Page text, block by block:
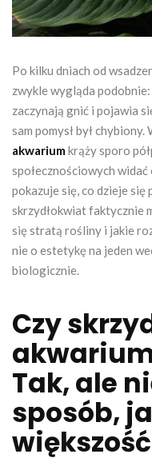
Po kilku dniach od
zwykle wygląda podobnie:
zaczynają gnić i pojawia
sam pomysł był chybiony.
akwarium krąży sporo
społecznościowych
pokazuje się, co dzieje
skrzydłokwiat faktycznie
się stratą rośliny i jakie
nie o estetykę na jeden
biologicznie.
Czy
Tak, ale
sposób,